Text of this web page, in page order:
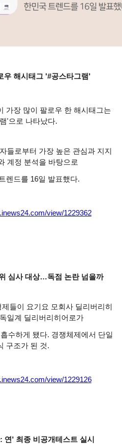
우 해시태그 '#공스타그램'
가장 많이 팔로우 한 해시태그는
'으로 나타났다.
들로부터 가장 높은 관심과 지지
계정 분석을 바탕으로
렌드를 16일 발표했다.
view/1229362
심사 대상…독점 논란 넘을까
들이 요기요 모회사 딜리버리히
일계 딜리버리히어로가
수하게 됐다. 경쟁체제에서 단일
구조가 된 것.
view/1229126
연' 최종 비공개테스트 실시